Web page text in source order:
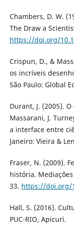
Chambers, D. W.
The Draw a
https://doi.org/
Crispun, D., &
os incríveis
São Paulo: Global
Durant, J. (2005).
Massarani, J.
a interface entre
Janeiro: Vieira &
Fraser, N. (2009).
história.
33. https://doi.org/
Hall, S. (2016).
PUC-RIO, Apicuri.